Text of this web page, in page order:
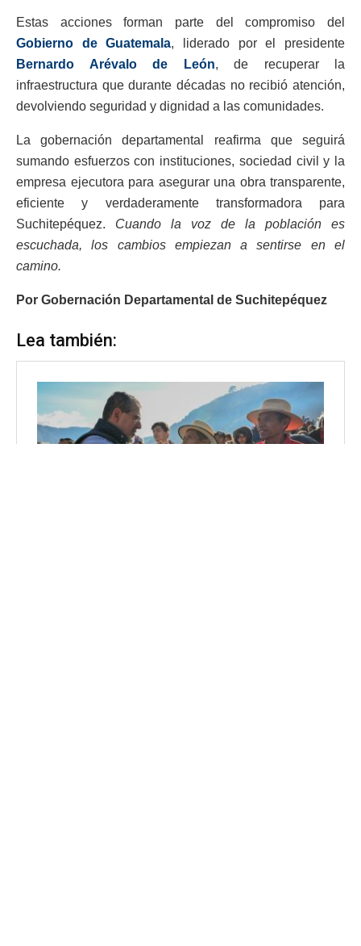
Estas acciones forman parte del compromiso del
Gobierno de Guatemala, liderado por el presidente
Bernardo Arévalo de León, de recuperar la
infraestructura que durante décadas no recibió atención,
devolviendo seguridad y dignidad a las comunidades.
La gobernación departamental reafirma que seguirá
sumando esfuerzos con instituciones, sociedad civil y la
empresa ejecutora para asegurar una obra transparente,
eficiente y verdaderamente transformadora para
Suchitepéquez. Cuando la voz de la población es
escuchada, los cambios empiezan a sentirse en el
camino.
Por Gobernación Departamental de Suchitepéquez
Lea también: